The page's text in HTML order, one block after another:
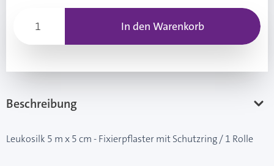
In den Warenkorb
Beschreibung
Leukosilk 5 m x 5 cm - Fixierpflaster mit Schutzring / 1 Rolle